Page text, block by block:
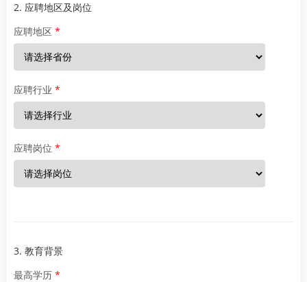
2. 应聘地区及岗位
应聘地区
应聘行业
应聘岗位
3. 教育背景
最高学历